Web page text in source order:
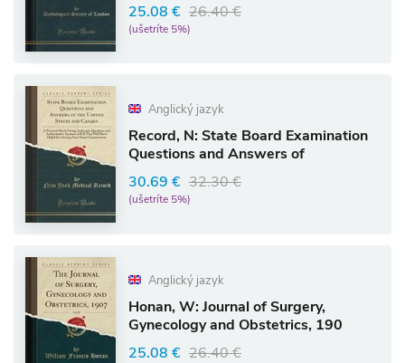
25.08 € 26.40 €
(ušetríte 5%)
Anglický jazyk
Record, N: State Board Examination
Questions and Answers of
30.69 € 32.30 €
(ušetríte 5%)
Anglický jazyk
Honan, W: Journal of Surgery,
Gynecology and Obstetrics, 190
25.08 € 26.40 €